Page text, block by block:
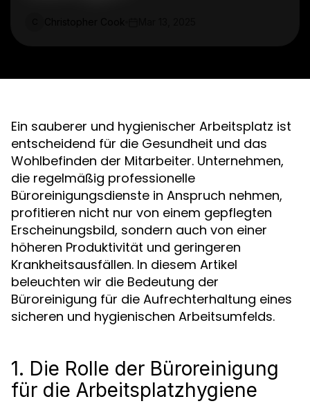
Ein sauberer und hygienischer Arbeitsplatz ist
entscheidend für die Gesundheit und das
Wohlbefinden der Mitarbeiter. Unternehmen,
die regelmäßig professionelle
Büroreinigungsdienste in Anspruch nehmen,
profitieren nicht nur von einem gepflegten
Erscheinungsbild, sondern auch von einer
höheren Produktivität und geringeren
Krankheitsausfällen. In diesem Artikel
beleuchten wir die Bedeutung der
Büroreinigung für die Aufrechterhaltung eines
sicheren und hygienischen Arbeitsumfelds.
1. Die Rolle der Büroreinigung
für die Arbeitsplatzhygiene